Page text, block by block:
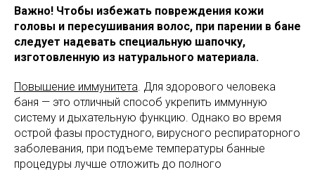
Важно! Чтобы избежать повреждения кожи
головы и пересушивания волос, при парении в бане
следует надевать специальную шапочку,
изготовленную из натурального материала.
Повышение иммунитета. Для здорового человека
баня — это отличный способ укрепить иммунную
систему и дыхательную функцию. Однако во время
острой фазы простудного, вирусного респираторного
заболевания, при подъеме температуры банные
процедуры лучше отложить до полного